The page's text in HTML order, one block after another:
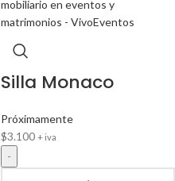
Silla Monaco
Próximamente
$3.100 + iva